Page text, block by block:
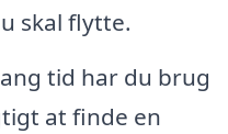
skal flytte.
tid har du brug
at finde en